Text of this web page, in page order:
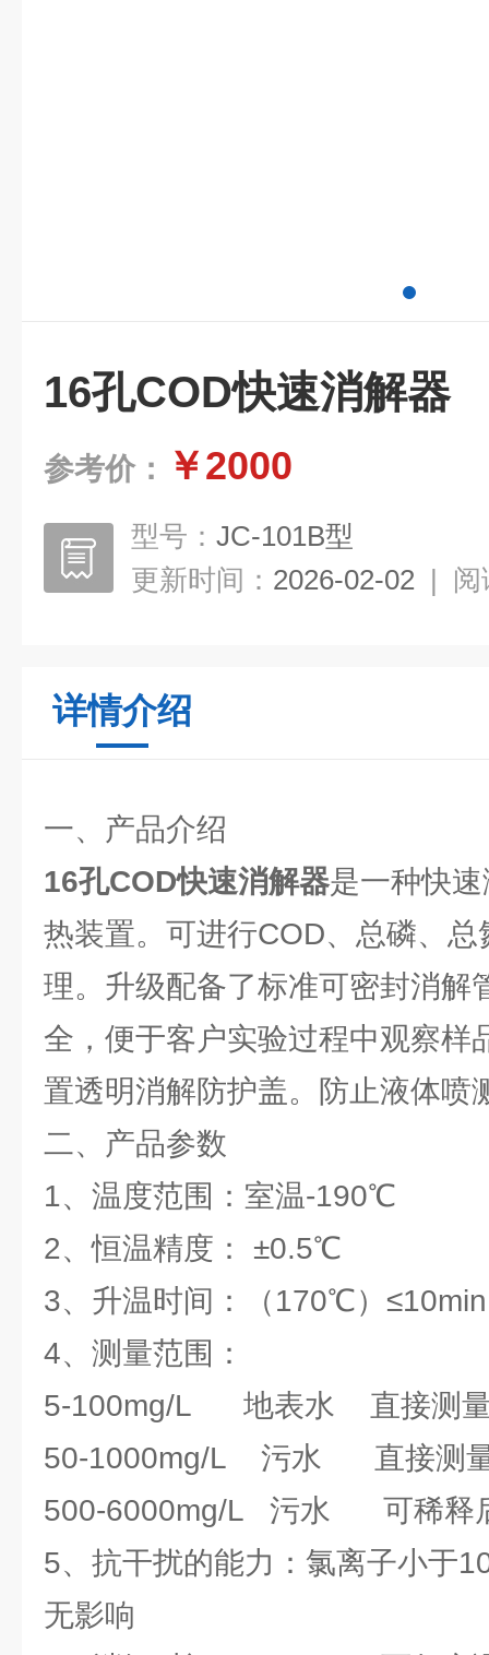
16孔COD快速消解器
参考价： ￥2000
型号： JC-101B型
更新时间： 2026-02-02 | 阅
详情介绍
一、产品介绍
16孔COD快速消解器是一种快
热装置。可进行COD、总磷、
理。升级配备了标准可密封消解
全，便于客户实验过程中观察样
置透明消解防护盖。防止液体喷
二、产品参数
1、温度范围：室温-190℃
2、恒温精度： ±0.5℃
3、升温时间：（170℃）≤10min
4、测量范围：
5-100mg/L 地表水 直接测
50-1000mg/L 污水 直接测
500-6000mg/L 污水 可稀释
5、抗干扰的能力：氯离子小于
无影响